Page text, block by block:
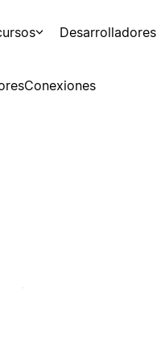
Desarrolladores
Conexiones